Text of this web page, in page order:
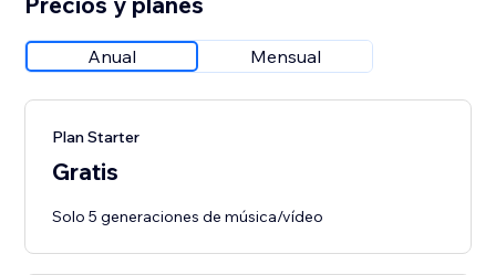
Anual Mensual
Plan Starter
Gratis
Solo 5 generaciones de música/vídeo